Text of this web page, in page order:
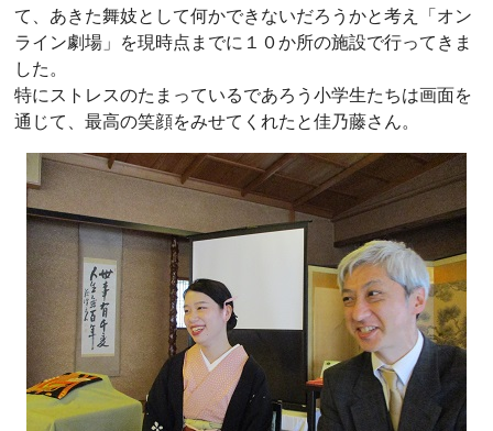
て、あきた舞妓として何かできないだろうかと考え「オン
ライン劇場」を現時点までに１０か所の施設で行ってきま
した。
特にストレスのたまっているであろう小学生たちは画面を
通じて、最高の笑顔をみせてくれたと佳乃藤さん。